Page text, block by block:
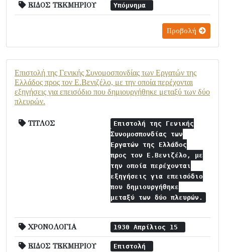
ΕΙΔΟΣ ΤΕΚΜΗΡΙΟΥ Υπόμνημα
Προβολή
Επιστολή της Γενικής Συνομοσπονδίας των Εργατών της
Ελλάδος προς τον Ε.Βενιζέλο, με την οποία περέχονται
εξηγήσεις για επεισόδιο που δημιουργήθηκε μεταξύ των δύο
πλευρών.
ΤΙΤΛΟΣ
Επιστολή της Γενικής
Συνομοσπονδίας των
Εργατών της Ελλάδος
προς τον Ε.Βενιζέλο, με
την οποία περέχονται
εξηγήσεις για επεισόδιο
που δημιουργήθηκε
μεταξύ των δύο πλευρών.
ΧΡΟΝΟΛΟΓΙΑ 1930 Απρίλιος 15
ΕΙΔΟΣ ΤΕΚΜΗΡΙΟΥ Επιστολή